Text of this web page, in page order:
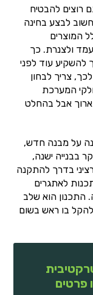
רוצים להבטיח
לבצע בחינה
המוצרים
ולצנרת. כך
להשקיע עוד לפני
צריך לבחון
המערכת
אבל בהחלט
על מבנה חדש,
בבנייה ישנה,
בדרך להתקנה
לאתגרים
התכנון הוא שלב
להקל בו ראש בשום
פרטים